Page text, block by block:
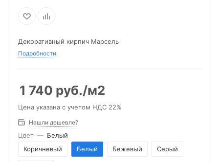
Декоративный кирпич Марсель
Подробности
1 740 руб./м2
Цена указана с учетом НДС 22%
Нашли дешевле?
Цвет — Белый
Коричневый
Белый Бежевый Серый